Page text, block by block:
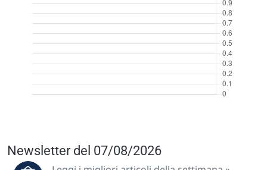
Newsletter del 07/08/2026